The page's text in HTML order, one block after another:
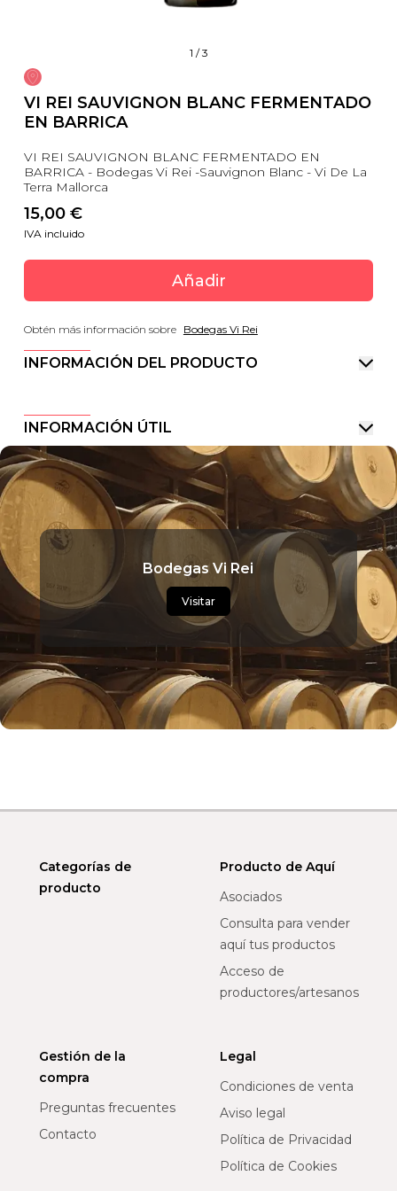
1 /3
VI REI SAUVIGNON BLANC FERMENTADO
EN BARRICA
VI REI SAUVIGNON BLANC FERMENTADO EN
BARRICA - Bodegas Vi Rei -Sauvignon Blanc - Vi De La
Terra Mallorca
15,00 €
IVA incluido
Añadir
Obtén más información sobre Bodegas Vi Rei
INFORMACIÓN DEL PRODUCTO
INFORMACIÓN ÚTIL
Bodegas Vi Rei
Visitar
Categorías de
producto
Producto de Aquí
Asociados
Consulta para vender
aquí tus productos
Acceso de
productores/artesanos
Gestión de la
compra
Preguntas frecuentes
Contacto
Legal
Condiciones de venta
Aviso legal
Política de Privacidad
Política de Cookies